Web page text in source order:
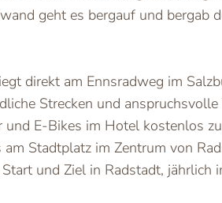
geht es bergauf und bergab
direkt am Ennsradweg im
Strecken und anspruchsvolle
und E-Bikes im Hotel kostenlos
Stadtplatz im Zentrum von
und Ziel in Radstadt, jährlich